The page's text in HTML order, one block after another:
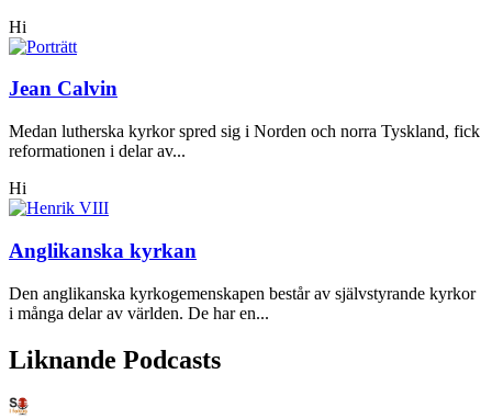
Hi
Jean Calvin
Medan lutherska kyrkor spred sig i Norden och norra Tyskland, fick
reformationen i delar av...
Hi
Anglikanska kyrkan
Den anglikanska kyrkogemenskapen består av självstyrande kyrkor
i många delar av världen. De har en...
Liknande Podcasts